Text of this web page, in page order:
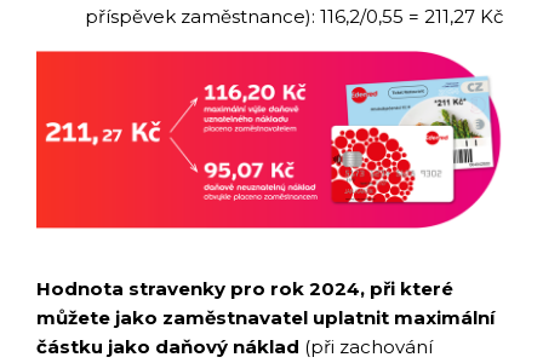
příspěvek zaměstnance): 116,2/0,55 = 211,27 Kč
Hodnota stravenky pro rok 2024, při které
můžete jako zaměstnavatel uplatnit maximální
částku jako daňový náklad (při zachování